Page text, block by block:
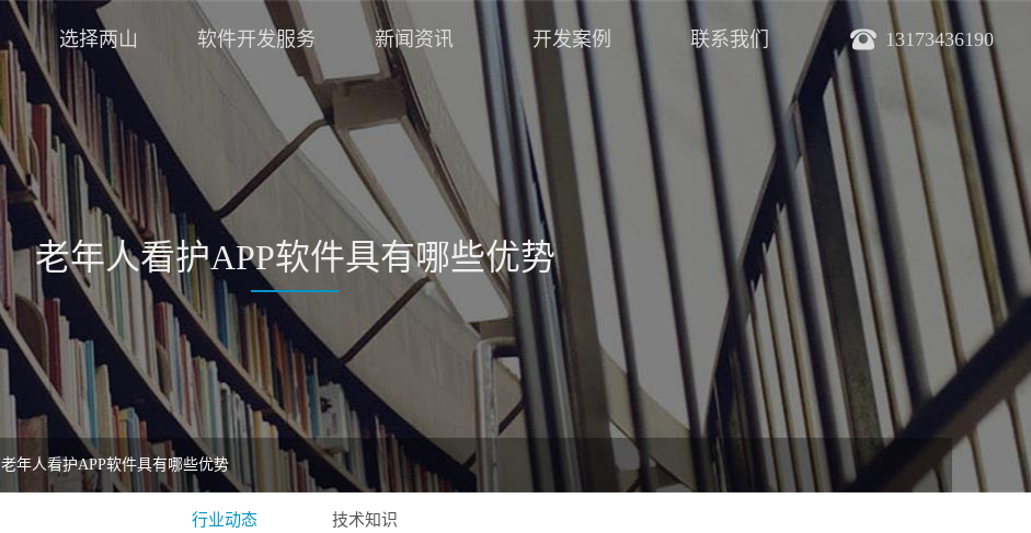
13173436190
选择两山 软件开发服务 新闻资讯 开发案例 联系我们
老年人看护APP软件具有哪些优势
老年人看护APP软件具有哪些优势
行业动态 技术知识